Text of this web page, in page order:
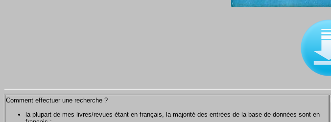
Comment effectuer une recherche ?
la plupart de mes livres/revues étant en français, la majorité des entrées de la base de données sont en